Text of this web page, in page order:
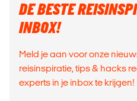
DE BESTE
INBOX!
Meld je aan voor onze
reisinspiratie, tips & hacks
experts in je inbox te krijgen!